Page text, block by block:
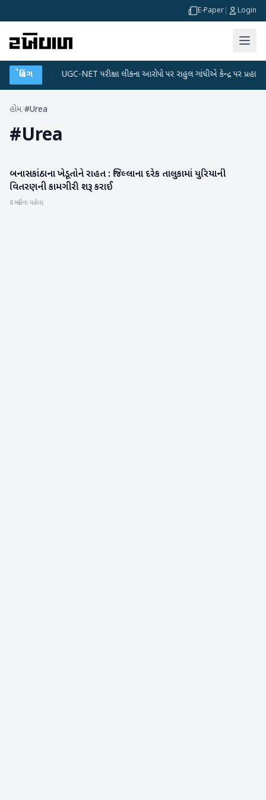
E-Paper Login
બ્રેકિંગ
પ્લાન UGC-NET પરીક્ષા લીકના આરોપો પર રાહુલ ગાંધીએ કેન્દ્ર પર પ્રહાર કર્યા
હોમ/#Urea
#Urea
બનાસકાંઠા
બનાસકાંઠાના ખેડૂતોને રાહત : જિલ્લાના દરેક તાલુકામાં યુરિયાની
વિતરણની કામગીરી શરૂ કરાઈ
8 મહિના પહેલા